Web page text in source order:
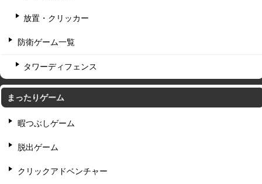
放置・クリッカー
防衛ゲーム一覧
タワーディフェンス
まったりゲーム
暇つぶしゲーム
脱出ゲーム
クリックアドベンチャー